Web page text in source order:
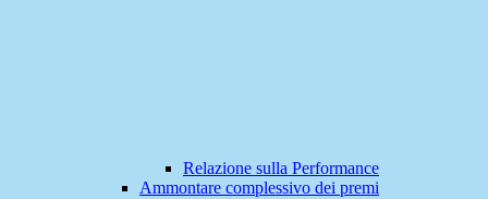
Relazione sulla Performance
Ammontare complessivo dei premi